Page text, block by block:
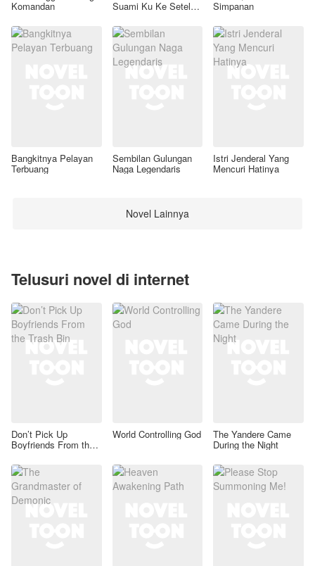
Komandan Suami Ku Ke Setelan Simpanan
Bangkitnya Pelayan
Terbuang
Sembilan Gulungan
Naga Legendaris
Istri Jenderal Yang
Mencuri Hatinya
Novel Lainnya
Telusuri novel di internet
Don’t Pick Up
Boyfriends From the
World Controlling God The Yandere Came
During the Night